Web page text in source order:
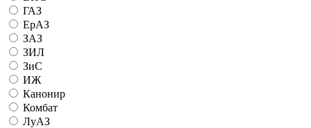
ГАЗ
ЕрАЗ
ЗАЗ
ЗИЛ
ЗиС
ИЖ
Канонир
Комбат
ЛуАЗ